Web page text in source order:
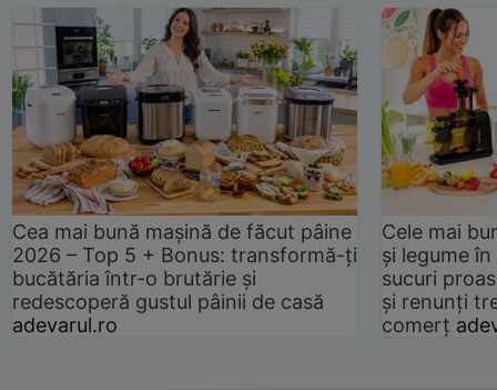
Cea mai bună mașină de făcut pâine
2026 – Top 5 + Bonus: transformă-ți
bucătăria într-o brutărie și
redescoperă gustul pâinii de casă
adevarul.ro
Cele mai
și legume
sucuri
și renunți
comerț